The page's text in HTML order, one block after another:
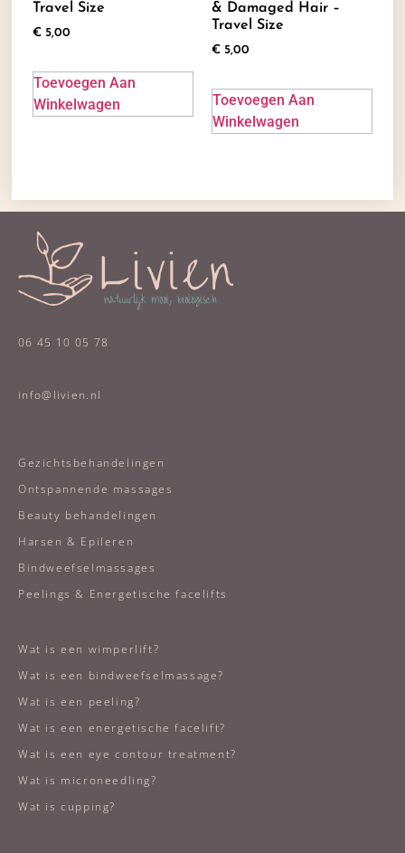
Travel Size
€ 5,00
Toevoegen Aan
Winkelwagen
& Damaged Hair –
Travel Size
€ 5,00
Toevoegen Aan
Winkelwagen
06 45 10 05 78
info@livien.nl
Gezichtsbehandelingen
Ontspannende massages
Beauty behandelingen
Harsen & Epileren
Bindweefselmassages
Peelings & Energetische facelifts
Wat is een wimperlift?
Wat is een bindweefselmassage?
Wat is een peeling?
Wat is een energetische facelift?
Wat is een eye contour treatment?
Wat is microneedling?
Wat is cupping?